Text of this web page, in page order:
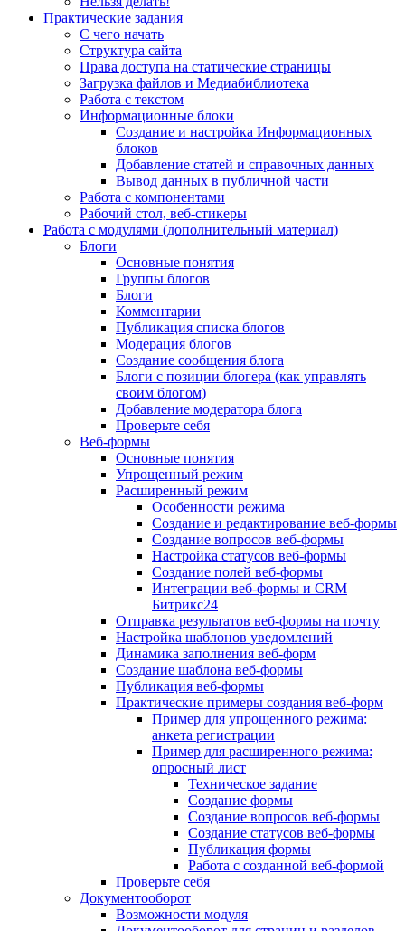
Практические задания
С чего начать
Структура сайта
Права доступа на статические страницы
Загрузка файлов и Медиабиблиотека
Работа с текстом
Информационные блоки
Создание и настройка Информационных
блоков
Добавление статей и справочных данных
Вывод данных в публичной части
Работа с компонентами
Рабочий стол, веб-стикеры
Работа с модулями (дополнительный материал)
Блоги
Основные понятия
Группы блогов
Блоги
Комментарии
Публикация списка блогов
Модерация блогов
Создание сообщения блога
Блоги с позиции блогера (как управлять
своим блогом)
Добавление модератора блога
Проверьте себя
Веб-формы
Основные понятия
Упрощенный режим
Расширенный режим
Особенности режима
Создание и редактирование веб-формы
Создание вопросов веб-формы
Настройка статусов веб-формы
Создание полей веб-формы
Интеграции веб-формы и CRM
Битрикс24
Отправка результатов веб-формы на почту
Настройка шаблонов уведомлений
Динамика заполнения веб-форм
Создание шаблона веб-формы
Публикация веб-формы
Практические примеры создания веб-форм
Пример для упрощенного режима:
анкета регистрации
Пример для расширенного режима:
опросный лист
Техническое задание
Создание формы
Создание вопросов веб-формы
Создание статусов веб-формы
Публикация формы
Работа с созданной веб-формой
Проверьте себя
Документооборот
Возможности модуля